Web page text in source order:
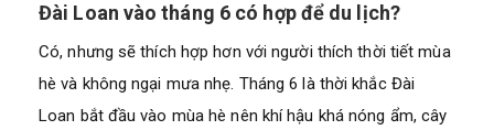
Đài Loan vào tháng 6 có hợp để du lịch?
Có, nhưng sẽ thích hợp hơn với người thích thời tiết mùa
hè và không ngại mưa nhẹ. Tháng 6 là thời khắc Đài
Loan bắt đầu vào mùa hè nên khí hậu khá nóng ẩm, cây